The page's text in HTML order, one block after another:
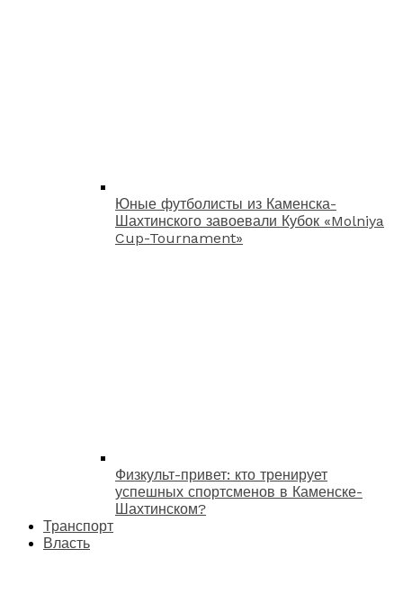
Юные футболисты из Каменска-
Шахтинского завоевали Кубок «Molniya
Cup-Tournament»
Физкульт-привет: кто тренирует
успешных спортсменов в Каменске-
Шахтинском?
Транспорт
Власть